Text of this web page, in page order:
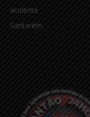
acidente
Santarém